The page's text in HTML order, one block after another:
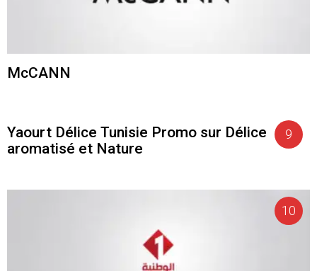
McCANN
Yaourt Délice Tunisie Promo sur Délice
aromatisé et Nature